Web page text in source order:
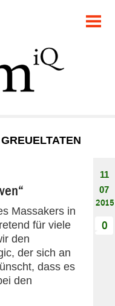
Massakers in
für viele
den
der sich an
dass es
den
11
07
2015
0